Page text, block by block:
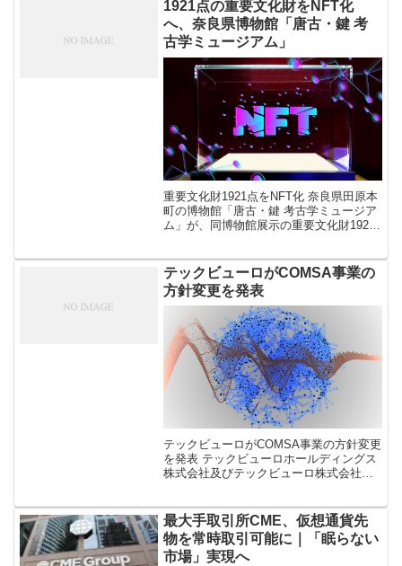
1921点の重要文化財をNFT化
へ、奈良県博物館「唐古・鍵 考
古学ミュージアム」
重要文化財1921点をNFT化 奈良県田原本
町の博物館「唐古・鍵 考古学ミュージア
ム」が、同博物館展示の重要文化財1921
生活文化を知ること […]
テックビューロがCOMSA事業の
方針変更を発表
テックビューロがCOMSA事業の方針変更
を発表 テックビューロホールディングス
株式会社及びテックビューロ株式会社
COMSAとはICO総合プラ […]
最大手取引所CME、仮想通貨先
物を常時取引可能に｜「眠らない
市場」実現へ